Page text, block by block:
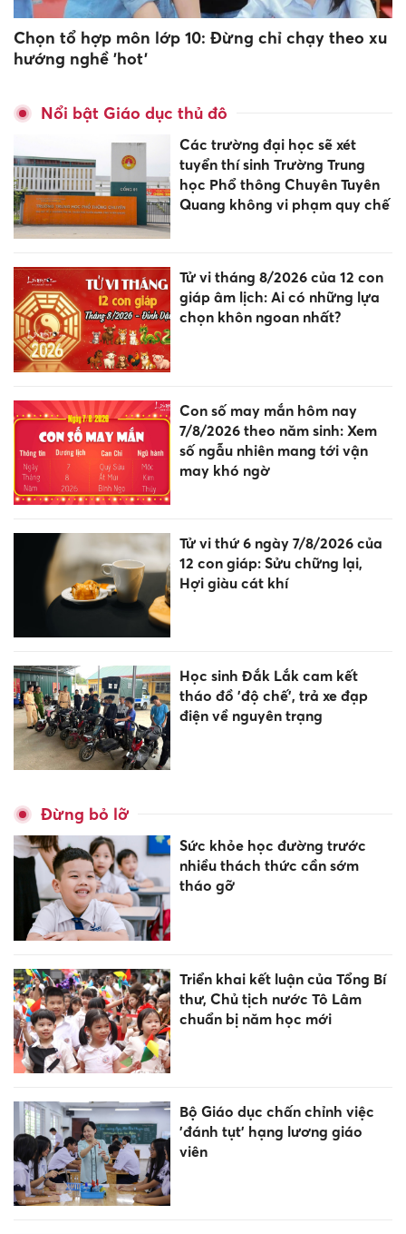
Chọn tổ hợp môn lớp 10: Đừng chỉ chạy theo xu
hướng nghề 'hot'
Nổi bật Giáo dục thủ đô
Các trường đại học sẽ xét
tuyển thí sinh Trường Trung
học Phổ thông Chuyên Tuyên
Quang không vi phạm quy chế
Tử vi tháng 8/2026 của 12 con
giáp âm lịch: Ai có những lựa
chọn khôn ngoan nhất?
Con số may mắn hôm nay
7/8/2026 theo năm sinh: Xem
số ngẫu nhiên mang tới vận
may khó ngờ
Tử vi thứ 6 ngày 7/8/2026 của
12 con giáp: Sửu chững lại,
Hợi giàu cát khí
Học sinh Đắk Lắk cam kết
tháo đồ 'độ chế', trả xe đạp
điện về nguyên trạng
Đừng bỏ lỡ
Sức khỏe học đường trước
nhiều thách thức cần sớm
tháo gỡ
Triển khai kết luận của Tổng Bí
thư, Chủ tịch nước Tô Lâm
chuẩn bị năm học mới
Bộ Giáo dục chấn chỉnh việc
'đánh tụt' hạng lương giáo
viên